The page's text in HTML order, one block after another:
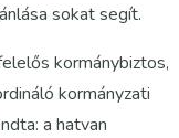
sokat segít.
kormánybiztos,
kormányzati
a hatvan